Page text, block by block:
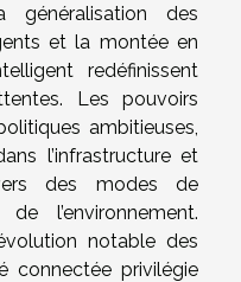
généralisation des
et la montée en
redéfinissent
Les pouvoirs
ambitieuses,
l’infrastructure et
des modes de
l’environnement.
notable des
connectée privilégie